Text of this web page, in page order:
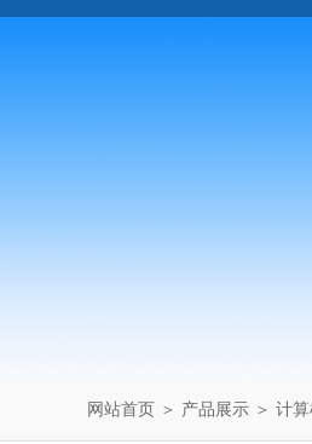
网站首页 ＞ 产品展示 ＞ 计